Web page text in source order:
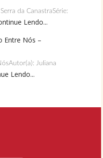
da CanastraSérie:
Lendo...
Entre Nós –
Juliana
Lendo...